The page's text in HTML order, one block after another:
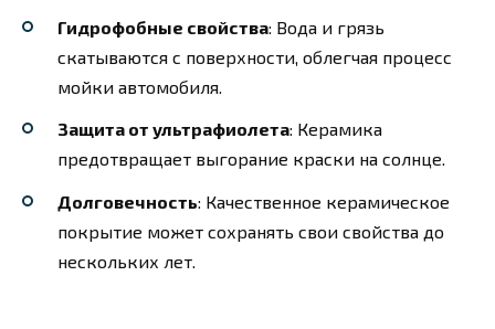
Гидрофобные свойства: Вода и грязь
скатываются с поверхности, облегчая процесс
мойки автомобиля.
Защита от ультрафиолета: Керамика
предотвращает выгорание краски на солнце.
Долговечность: Качественное керамическое
покрытие может сохранять свои свойства до
нескольких лет.